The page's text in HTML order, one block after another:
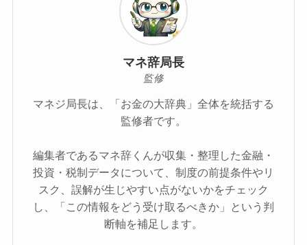
マネ辞局長
監修
マネジ局長は、「お金の大辞典」全体を統括する
監修者です。
編集者であるマネ辞くんが収集・整理した金融・
投資・税制データについて、制度の前提条件やリ
スク、誤解が生じやすい点がないかをチェック
し、「この情報をどう受け取るべきか」という判
断軸を補足します。